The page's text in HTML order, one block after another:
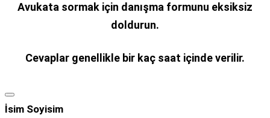
Avukata sormak için danışma formunu eksiksiz
doldurun.
Cevaplar genellikle bir kaç saat içinde verilir.
İsim Soyisim